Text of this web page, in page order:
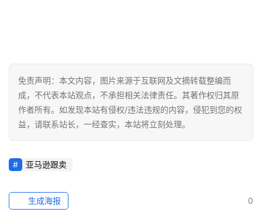
媒
营
销
跨
导
免责声明：本文内容，图片来源于互联网及文摘转载整编而
成，不代表本站观点，不承担相关法律责任。其著作权归其原
作者所有。如发现本站有侵权/违法违规的内容，侵犯到您的权
益，请联系站长，一经查实，本站将立刻处理。
亚马逊跟卖
0
生成海报